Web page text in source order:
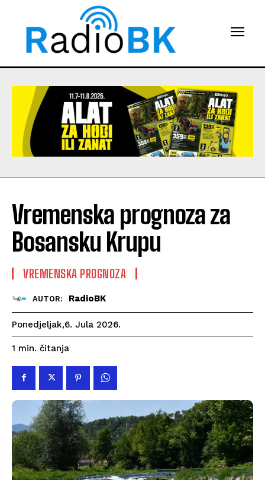
Vremenska prognoza za
Bosansku Krupu
VREMENSKA PROGNOZA
AUTOR: RadioBK
Ponedjeljak,6. Jula 2026.
1 min. čitanja